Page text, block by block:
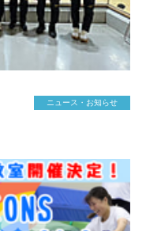
ニュース・お知らせ